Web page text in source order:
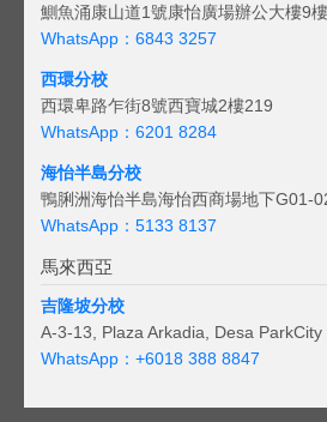
鰂魚涌康山道1號康怡廣場辦公大樓9
WhatsApp：6843 3257
西環分校
西環卑路乍街8號西寶城2樓219
WhatsApp：6201 8284
海怡半島分校
鴨脷洲海怡半島海怡西商場地下G01-
WhatsApp：5133 8137
馬來西亞
吉隆坡分校
A-3-13, Plaza Arkadia, Desa
WhatsApp： +6018 388 8847